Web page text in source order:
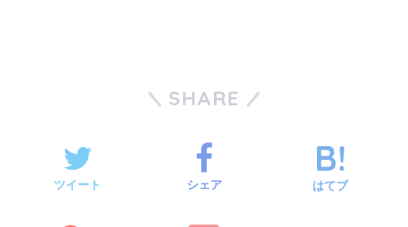
SHARE
ツイート シェア はてブ